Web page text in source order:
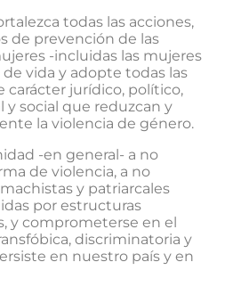
todas las acciones,
de prevención de las
-incluidas las mujeres
vida y adopte todas las
carácter jurídico, político,
social que reduzcan y
la violencia de género.
-en general- a no
de violencia, a no
y patriarcales
por estructuras
y comprometerse en el
discriminatoria y
en nuestro país y en